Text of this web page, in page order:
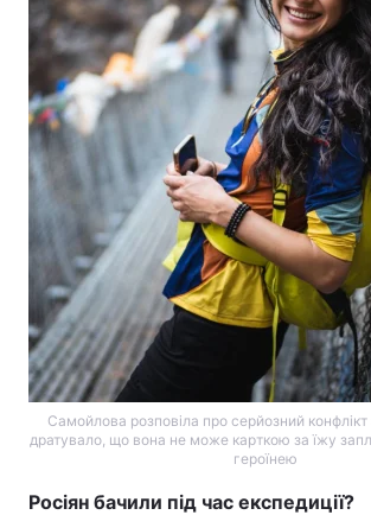
Самойлова розповіла про серйозний конфлікт
дратувало, що вона не може карткою за їжу
героїнею
Росіян бачили під час експедиції?